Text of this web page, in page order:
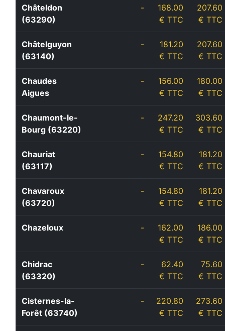
Châteldon
(63290)
-
168.00
€ TTC
207.60
€ TTC
Châtelguyon
(63140)
-
181.20
€ TTC
207.60
€ TTC
Chaudes
Aigues
-
156.00
€ TTC
180.00
€ TTC
Chaumont-le-
Bourg (63220)
-
247.20
€ TTC
303.60
€ TTC
Chauriat
(63117)
-
154.80
€ TTC
181.20
€ TTC
Chavaroux
(63720)
-
154.80
€ TTC
181.20
€ TTC
Chazeloux -
162.00
€ TTC
186.00
€ TTC
Chidrac
(63320)
-
62.40
€ TTC
75.60
€ TTC
Cisternes-la-
Forêt (63740)
-
220.80
€ TTC
273.60
€ TTC